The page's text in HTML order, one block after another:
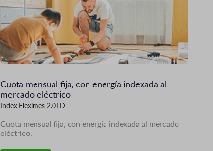
Cuota mensual fija, con energía indexada al
mercado eléctrico
Index Fleximes 2.0TD
Cuota mensual fija, con energía indexada al mercado
eléctrico.